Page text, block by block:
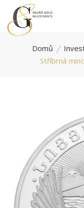
Domů
Stříbrná